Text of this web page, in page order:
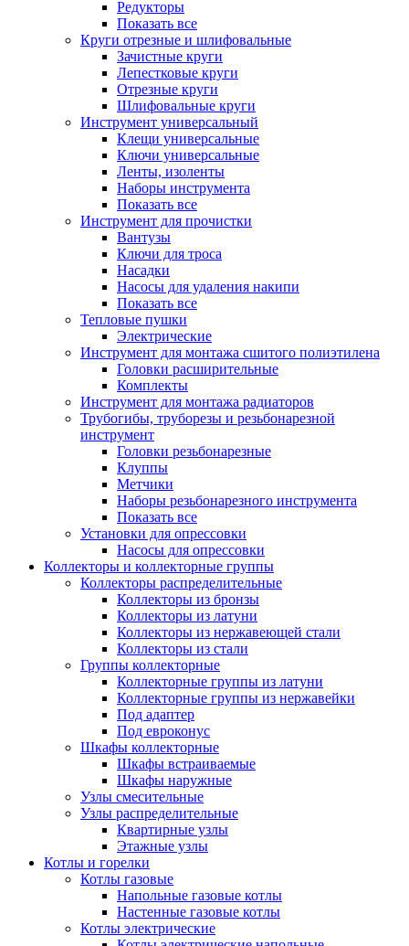
Редукторы
Показать все
Круги отрезные и шлифовальные
Зачистные круги
Лепестковые круги
Отрезные круги
Шлифовальные круги
Инструмент универсальный
Клещи универсальные
Ключи универсальные
Ленты, изоленты
Наборы инструмента
Показать все
Инструмент для прочистки
Вантузы
Ключи для троса
Насадки
Насосы для удаления накипи
Показать все
Тепловые пушки
Электрические
Инструмент для монтажа сшитого полиэтилена
Головки расширительные
Комплекты
Инструмент для монтажа радиаторов
Трубогибы, труборезы и резьбонарезной
инструмент
Головки резьбонарезные
Клуппы
Метчики
Наборы резьбонарезного инструмента
Показать все
Установки для опрессовки
Насосы для опрессовки
Коллекторы и коллекторные группы
Коллекторы распределительные
Коллекторы из бронзы
Коллекторы из латуни
Коллекторы из нержавеющей стали
Коллекторы из стали
Группы коллекторные
Коллекторные группы из латуни
Коллекторные группы из нержавейки
Под адаптер
Под евроконус
Шкафы коллекторные
Шкафы встраиваемые
Шкафы наружные
Узлы смесительные
Узлы распределительные
Квартирные узлы
Этажные узлы
Котлы и горелки
Котлы газовые
Напольные газовые котлы
Настенные газовые котлы
Котлы электрические